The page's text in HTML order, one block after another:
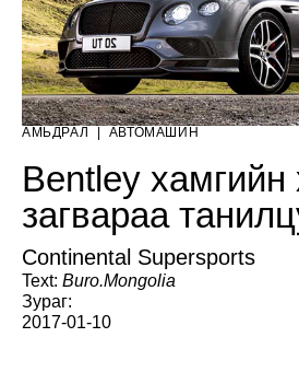
АМЬДРАЛ АВТОМАШИН
Bentley хамгийн
загвараа
Continental Supersports
Text: Buro.Mongolia
Зураг:
2017-01-10